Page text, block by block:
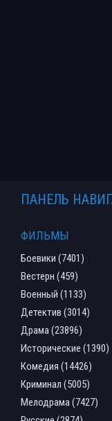
ПАНЕЛЬ
ФИЛЬМЫ
Боевики (7401)
Вестерн (459)
Военный (1133)
Детектив (3014)
Драма (23896)
Исторические (1390)
Комедия (14426)
Криминал (5005)
Мелодрама (7427)